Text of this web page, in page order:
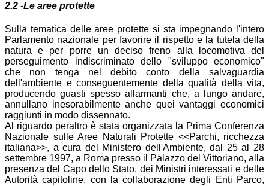
2.2 -Le aree protette
Sulla tematica delle aree protette si sta impegnando l'intero
Parlamento nazionale per favorire il rispetto e la tutela della
natura e per porre un deciso freno alla locomotiva del
perseguimento indiscriminato dello "sviluppo economico"
che non tenga nel debito conto della salvaguardia
dell'ambiente e conseguentemente della qualità della vita,
producendo guasti spesso allarmanti che, a lungo andare,
annullano inesorabilmente anche quei vantaggi economici
raggiunti in modo dissennato.
Al riguardo peraltro è stata organizzata la Prima Conferenza
Nazionale sulle Aree Naturali Protette <<Parchi, ricchezza
italiana>>, a cura del Ministero dell'Ambiente, dal 25 al 28
settembre 1997, a Roma presso il Palazzo del Vittoriano, alla
presenza del Capo dello Stato, dei Ministri interessati e delle
Autorità capitoline, con la collaborazione degli Enti Parco,